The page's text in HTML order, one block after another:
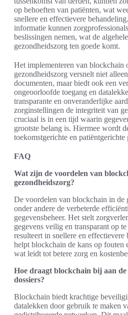
op behoeften van patiënten, wat
snellere en effectievere
informatie kunnen
beslissingen nemen, wat de
gezondheidszorg ten goede komt.
Het implementeren van blockchain
gezondheidszorg versnelt niet
documenten, maar biedt ook een
ongeoorloofde toegang en
transparante en onveranderlijke
zorginstellingen de integriteit van
cruciaal is in een tijd waarin
grootste belang is. Hiermee wordt
toekomstgerichte en patiëntgerichte
FAQ
Wat zijn de voordelen van
gezondheidszorg?
De voordelen van blockchain in de
onder andere de verbeterde
gegevensbeheer. Het stelt
gegevens veilig en transparant op
resulteert in snellere en
helpt blockchain de kans op fouten
wat leidt tot betere zorg en
Hoe draagt blockchain bij aan
dossiers?
Blockchain biedt krachtige
datalekken door gebruik te maken